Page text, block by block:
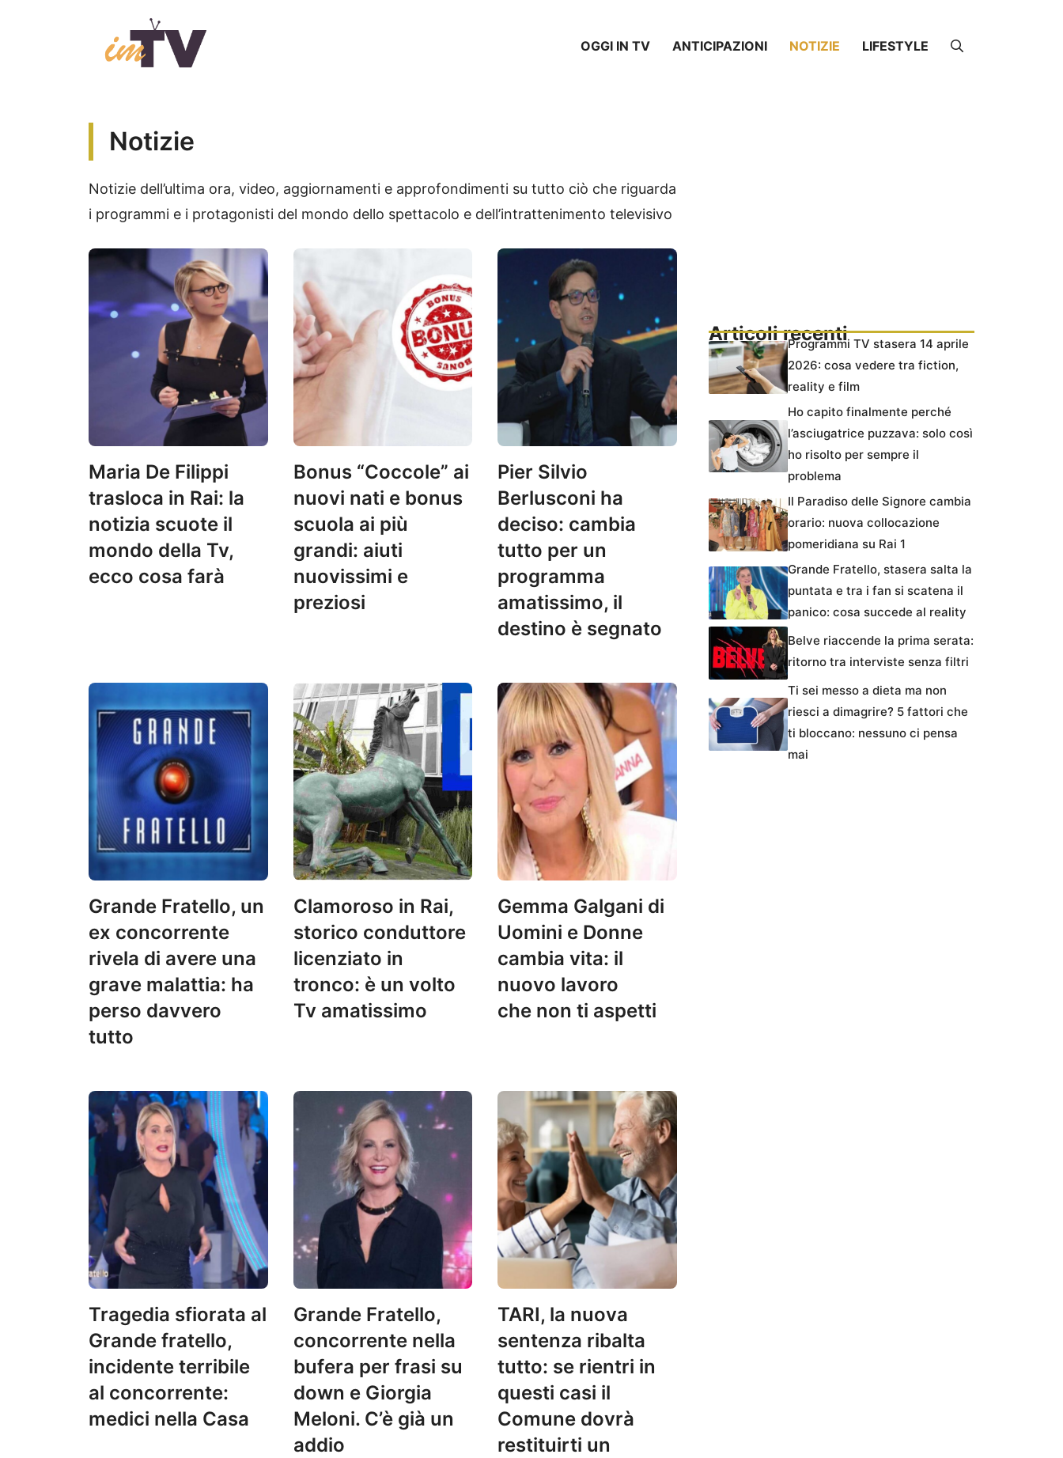
OGGI IN TV ANTICIPAZIONI NOTIZIE LIFESTYLE
Notizie
Notizie dell’ultima ora, video, aggiornamenti e approfondimenti su tutto ciò che riguarda
i programmi e i protagonisti del mondo dello spettacolo e dell’intrattenimento televisivo
Maria De Filippi
trasloca in Rai: la
notizia scuote il
mondo della Tv,
ecco cosa farà
Bonus “Coccole” ai
nuovi nati e bonus
scuola ai più
grandi: aiuti
nuovissimi e
preziosi
Pier Silvio
Berlusconi ha
deciso: cambia
tutto per un
programma
amatissimo, il
destino è segnato
Grande Fratello, un
ex concorrente
rivela di avere una
grave malattia: ha
perso davvero
tutto
Clamoroso in Rai,
storico conduttore
licenziato in
tronco: è un volto
Tv amatissimo
Gemma Galgani di
Uomini e Donne
cambia vita: il
nuovo lavoro
che non ti aspetti
Tragedia sfiorata al
Grande fratello,
incidente terribile
al concorrente:
medici nella Casa
Grande Fratello,
concorrente nella
bufera per frasi su
down e Giorgia
Meloni. C’è già un
addio
TARI, la nuova
sentenza ribalta
tutto: se rientri in
questi casi il
Comune dovrà
restituirti un
Articoli recentiProgrammi TV stasera 14 aprile
2026: cosa vedere tra fiction,
reality e film
Ho capito finalmente perché
l’asciugatrice puzzava: solo così
ho risolto per sempre il
problema
Il Paradiso delle Signore cambia
orario: nuova collocazione
pomeridiana su Rai 1
Grande Fratello, stasera salta la
puntata e tra i fan si scatena il
panico: cosa succede al reality
Belve riaccende la prima serata:
ritorno tra interviste senza filtri
Ti sei messo a dieta ma non
riesci a dimagrire? 5 fattori che
ti bloccano: nessuno ci pensa
mai